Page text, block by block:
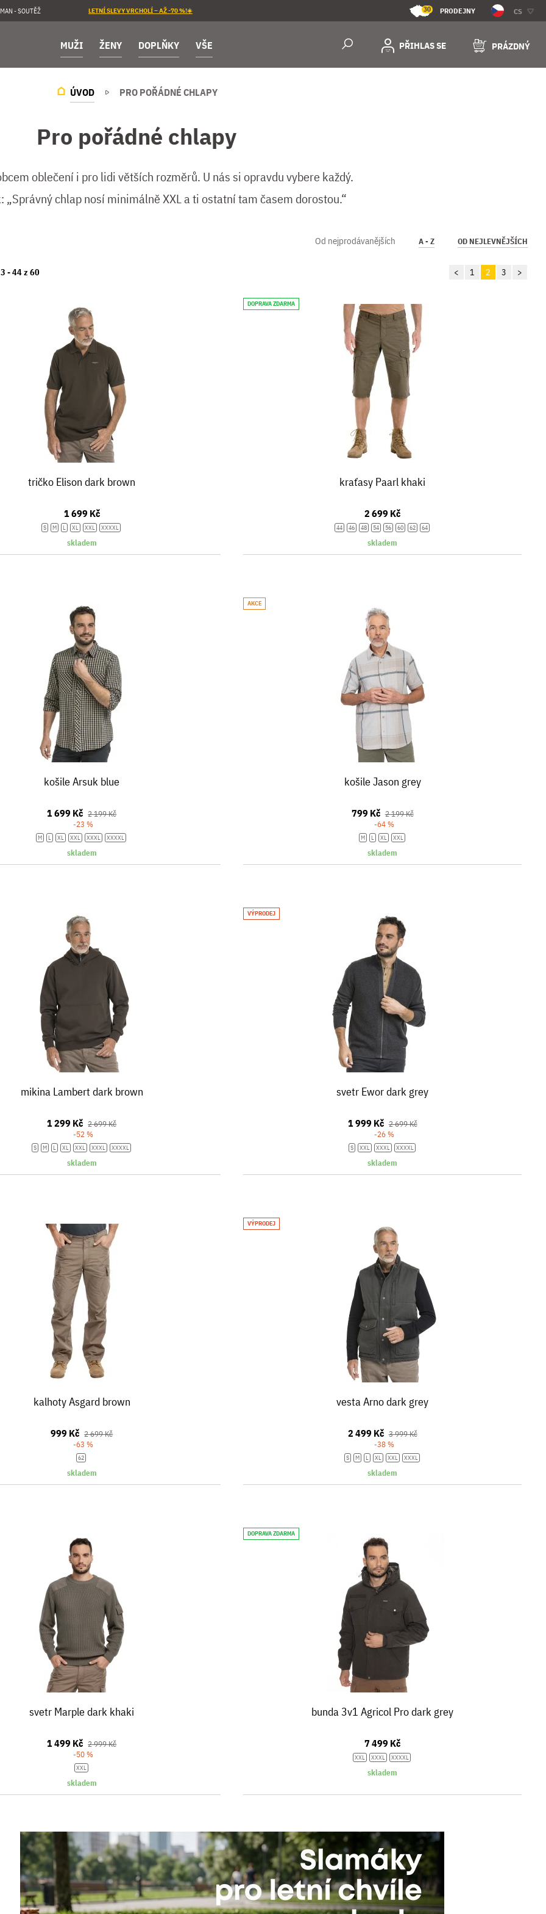
- SOUTĚŽ LETNÍ SLEVY VRCHOLÍ – AŽ -70 %!☀️ 30 PRODEJNY CS
MUŽI ŽENY DOPLŇKY VŠE PŘIHLAS SE PRÁZDNÝ
ÚVOD PRO POŘÁDNÉ CHLAPY
Pro pořádné chlapy
oblečení i pro lidi větších rozměrů. U nás si opravdu vybere každý.
chlap nosí minimálně XXL a ti ostatní tam časem dorostou.“
Od nejprodávanějších A - Z OD NEJLEVNĚJŠÍCH
-44z 60 < 1 2 3 >
tričko Elison dark brown
1 699 Kč
S M L XL XXL XXXXL
skladem
DOPRAVA ZDARMA
kraťasy Paarl khaki
2 699 Kč
44 46 48 54 56 60 62 64
skladem
košile Arsuk blue
1 699 Kč 2 199 Kč
-23 %
M L XL XXL XXXL XXXXL
skladem
AKCE
košile Jason grey
799 Kč 2 199 Kč
-64 %
M L XL XXL
skladem
mikina Lambert dark brown
1 299 Kč 2 699 Kč
-52 %
S M L XL XXL XXXL XXXXL
skladem
VÝPRODEJ
svetr Ewor dark grey
1 999 Kč 2 699 Kč
-26 %
S XXL XXXL XXXXL
skladem
kalhoty Asgard brown
999 Kč 2 699 Kč
-63 %
62
skladem
VÝPRODEJ
vesta Arno dark grey
2 499 Kč 3 999 Kč
-38 %
S M L XL XXL XXXL
skladem
svetr Marple dark khaki
1 499 Kč 2 999 Kč
-50 %
XXL
skladem
DOPRAVA ZDARMA
bunda 3v1 Agricol Pro dark grey
7 499 Kč
XXL XXXL XXXXL
skladem